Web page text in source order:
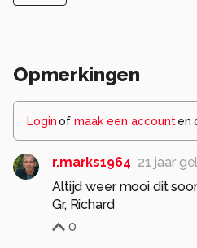
Opmerkingen
Loginof maak een account en
r.marks1964 21 jaar
Altijd weer mooi dit
Gr, Richard
0